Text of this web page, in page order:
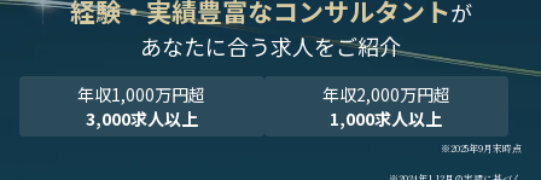
経験・実績豊富なコンサルタントが
あなたに合う求人をご紹介
年収1,000万円超
3,000求人以上
年収2,000万円超
1,000求人以上
※2025年9月末時点